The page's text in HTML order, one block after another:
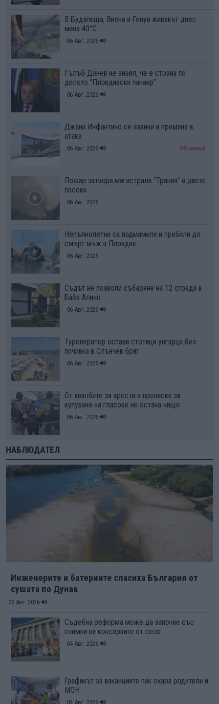
В Будапеща, Виена и Генуа живакът днес
мина 40°C
06 Авг. 2026
Гълъб Донев не знаел, че е страна по
делото "Пловдивски панаир"
06 Авг. 2026
Джани Инфантино се извини и премина в
атака
06 Авг. 2026 Обновена
Пожар затвори магистрала "Тракия" в двете
посоки
06 Авг. 2026
Непълнолетни са подмамили и пребили до
смърт мъж в Пловдив
06 Авг. 2026
Съдът не позволи събаряне на 12 сгради в
Баба Алино
06 Авг. 2026
Туроператор остави стотици унгарци без
почивка в Слънчев бряг
06 Авг. 2026
От хвалбите за арести и преписки за
купуване на гласове не остана нищо
06 Авг. 2026
НАБЛЮДАТЕЛ
Инженерите и батериите спасиха България от
сушата по Дунав
06 Авг. 2026
Съдебна реформа може да започне със
снимки на консервите от село
04 Авг. 2026
Графикът за ваканциите пак скара родители и
МОН
03 Авг. 2026